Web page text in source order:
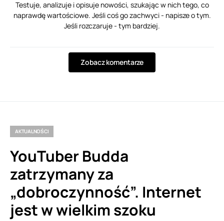
Testuje, analizuje i opisuje nowości, szukając w nich tego, co
naprawdę wartościowe. Jeśli coś go zachwyci - napisze o tym.
Jeśli rozczaruje - tym bardziej.
Zobacz komentarze
AKTUALNOŚCI
YouTuber Budda
zatrzymany za
„dobroczynność”. Internet
jest w wielkim szoku